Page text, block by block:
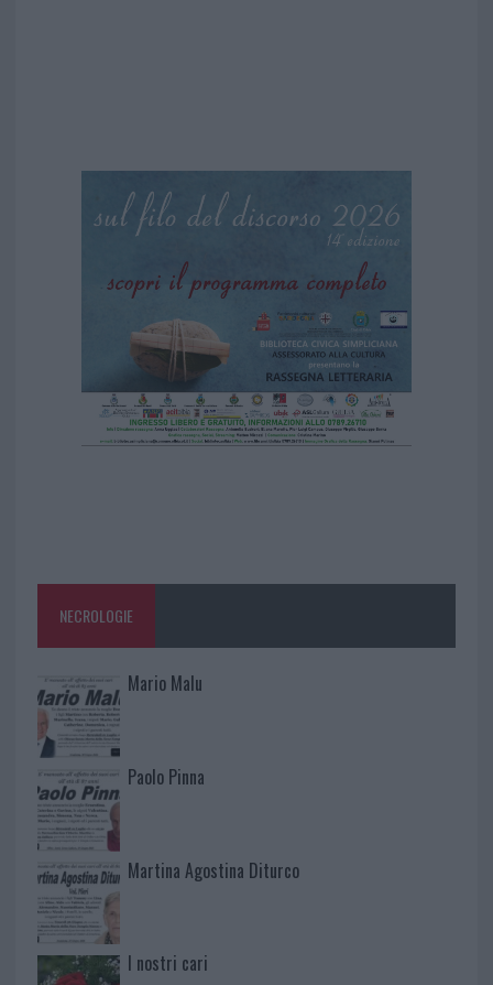
NECROLOGIE
Mario Malu
Paolo Pinna
Martina Agostina Diturco
I nostri cari